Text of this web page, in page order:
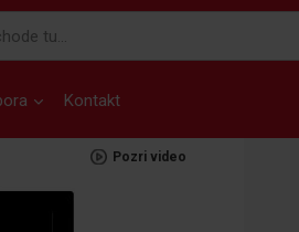
Kontakt
Pozri video